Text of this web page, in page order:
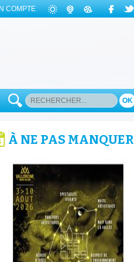
COMPTE
OK
À NE PAS MANQUER